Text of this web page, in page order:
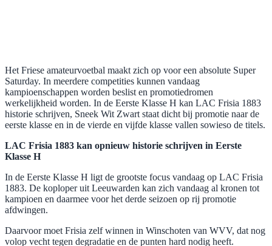
Het Friese amateurvoetbal maakt zich op voor een absolute Super
Saturday. In meerdere competities kunnen vandaag
kampioenschappen worden beslist en promotiedromen
werkelijkheid worden. In de Eerste Klasse H kan LAC Frisia 1883
historie schrijven, Sneek Wit Zwart staat dicht bij promotie naar de
eerste klasse en in de vierde en vijfde klasse vallen sowieso de titels.
LAC Frisia 1883 kan opnieuw historie schrijven in Eerste
Klasse H
In de Eerste Klasse H ligt de grootste focus vandaag op LAC Frisia
1883. De koploper uit Leeuwarden kan zich vandaag al kronen tot
kampioen en daarmee voor het derde seizoen op rij promotie
afdwingen.
Daarvoor moet Frisia zelf winnen in Winschoten van WVV, dat nog
volop vecht tegen degradatie en de punten hard nodig heeft.